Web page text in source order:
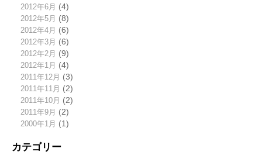
2012年6月 (4)
2012年5月 (8)
2012年4月 (6)
2012年3月 (6)
2012年2月 (9)
2012年1月 (4)
2011年12月 (3)
2011年11月 (2)
2011年10月 (2)
2011年9月 (2)
2000年1月 (1)
カテゴリー